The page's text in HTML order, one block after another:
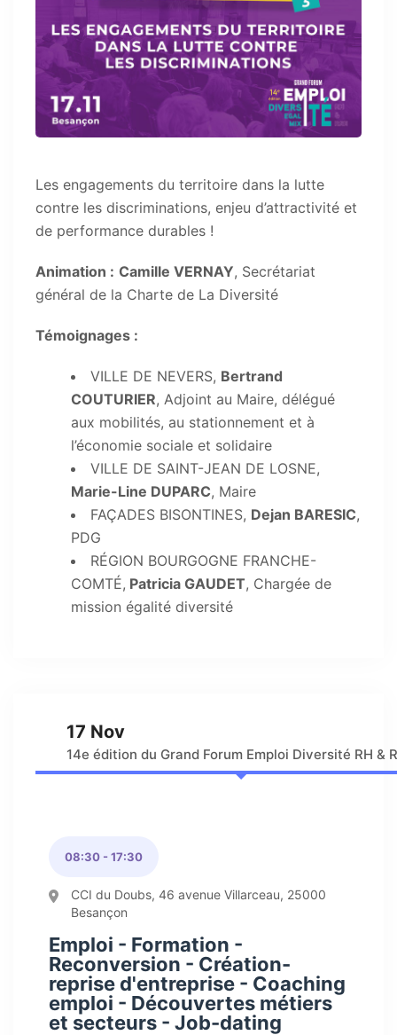
Les engagements du territoire dans la lutte
contre les discriminations, enjeu d’attractivité et
de performance durables !
Animation : Camille VERNAY, Secrétariat
général de la Charte de La Diversité
Témoignages :
VILLE DE NEVERS, Bertrand
COUTURIER, Adjoint au Maire, délégué
aux mobilités, au stationnement et à
l’économie sociale et solidaire
VILLE DE SAINT-JEAN DE LOSNE,
Marie-Line DUPARC, Maire
FAÇADES BISONTINES, Dejan BARESIC,
PDG
RÉGION BOURGOGNE FRANCHE-
COMTÉ, Patricia GAUDET, Chargée de
mission égalité diversité
17 Nov
14e édition du Grand Forum Emploi Diversité RH &
08:30 - 17:30
CCI du Doubs, 46 avenue Villarceau, 25000
Besançon
Emploi - Formation -
Reconversion - Création-
reprise d'entreprise - Coaching
emploi - Découvertes métiers
et secteurs - Job-dating